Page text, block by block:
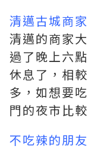
清邁古城商
清邁的商家
過了晚上六
休息了，相
多，如想要
門的夜市比
不吃辣的朋